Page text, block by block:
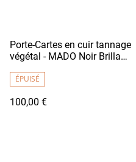
Porte-Cartes en cuir tannage
végétal - MADO Noir Brillant
japonais motif fleurs
ÉPUISÉ
100,00 €